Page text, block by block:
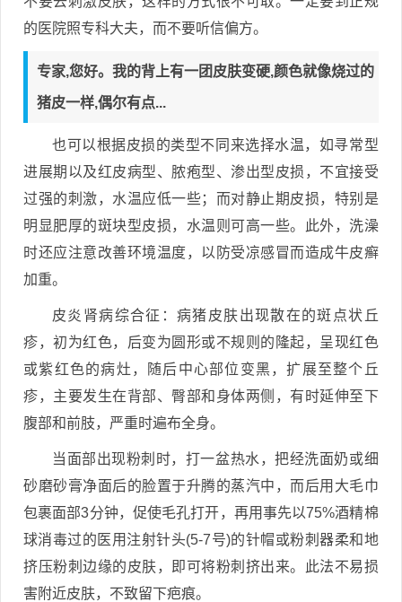
的医院照专科大夫，而不要听信偏方。
专家,您好。我的背上有一团皮肤变硬,颜色就像烧过的
猪皮一样,偶尔有点...
也可以根据皮损的类型不同来选择水温，如寻常型
进展期以及红皮病型、脓疱型、渗出型皮损，不宜接受
过强的刺激，水温应低一些；而对静止期皮损，特别是
明显肥厚的斑块型皮损，水温则可高一些。此外，洗澡
时还应注意改善环境温度，以防受凉感冒而造成牛皮癣
加重。
皮炎肾病综合征：病猪皮肤出现散在的斑点状丘
疹，初为红色，后变为圆形或不规则的隆起，呈现红色
或紫红色的病灶，随后中心部位变黑，扩展至整个丘
疹，主要发生在背部、臀部和身体两侧，有时延伸至下
腹部和前肢，严重时遍布全身。
当面部出现粉刺时，打一盆热水，把经洗面奶或细
砂磨砂膏净面后的脸置于升腾的蒸汽中，而后用大毛巾
包裹面部3分钟，促使毛孔打开，再用事先以75%酒精棉
球消毒过的医用注射针头(5-7号)的针帽或粉刺器柔和地
挤压粉刺边缘的皮肤，即可将粉刺挤出来。此法不易损
害附近皮肤，不致留下疤痕。